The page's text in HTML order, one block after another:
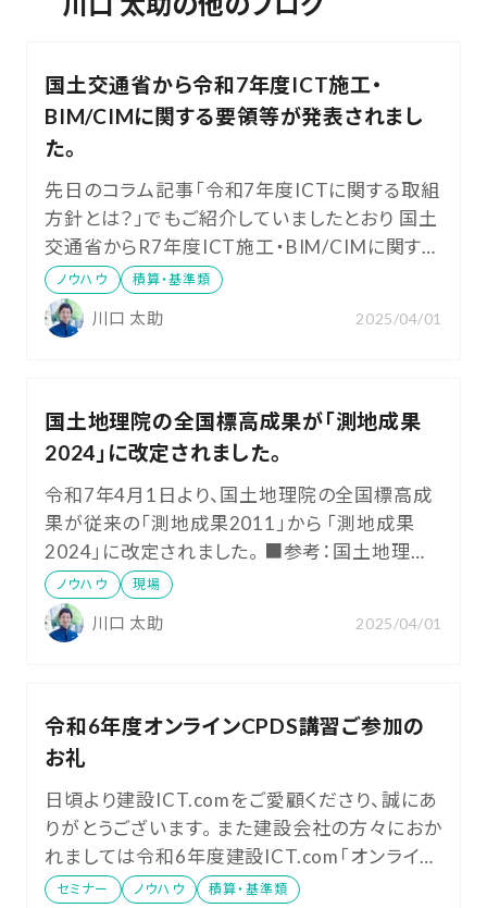
国土交通省から令和7年度ICT施工・
BIM/CIMに関する要領等が発表されまし
た。
先日のコラム記事「令和7年度ICTに関する取組
方針とは？」でもご紹介していましたとおり 国土
交通省からR7年度ICT施工・BIM/CIMに関する
要領等が発表されました。 該当リンク先を記載
いたしますので、ご参考いただけますと幸いで
す。 ■要領関係等（ICTの全面的な活用）
ノウハウ 積算・基準類
川口 太助 2025/04/01
国土地理院の全国標高成果が「測地成果
2024」に改定されました。
令和7年4月1日より、国土地理院の全国標高成
果が従来の「測地成果2011」から 「測地成果
2024」に改定されました。 ■参考：国土地理院
「令和7年度全国の標高成果の改定」
https://www.gsi.go.jp/sokuchikijun/hyoko20
24rev.html こちらの変更に伴い、現在、ICT建
ノウハウ 現場
川口 太助 2025/04/01
令和6年度オンラインCPDS講習ご参加の
お礼
日頃より建設ICT.comをご愛顧くださり、誠にあ
りがとうございます。 また建設会社の方々におか
れましては令和6年度建設ICT.com「オンライン
CPDS講習」にも多くの方々にご参加いただきま
セミナー ノウハウ 積算・基準類